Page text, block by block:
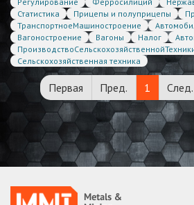
Статистика
Прицепы и полуприцепы
ТранспортноеМашиностроение
Вагоностроение
Вагоны Налог
Сельскохозяйственная техника
Первая Пред. 1 След.